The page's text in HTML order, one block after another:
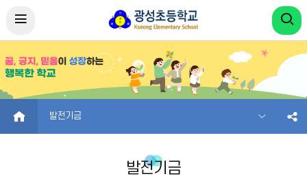
HOME 발전기금
발전기금